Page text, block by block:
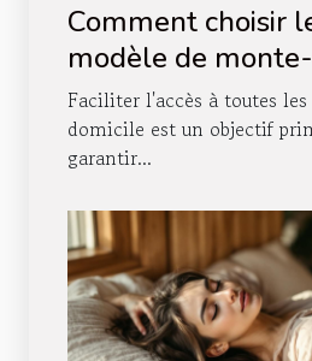
Comment choisir
modèle de
pour votre
Faciliter l'accès à toutes les
domicile est un objectif
garantir...